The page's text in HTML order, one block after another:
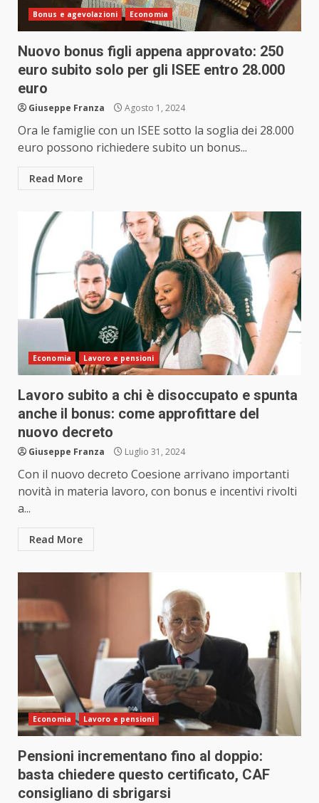
Bonus e agevolazioni Economia
Nuovo bonus figli appena approvato: 250
euro subito solo per gli ISEE entro 28.000
euro
Giuseppe Franza Agosto 1, 2024
Ora le famiglie con un ISEE sotto la soglia dei 28.000
euro possono richiedere subito un bonus...
Read More
Economia Lavoro e pensioni
Lavoro subito a chi è disoccupato e spunta
anche il bonus: come approfittare del
nuovo decreto
Giuseppe Franza Luglio 31, 2024
Con il nuovo decreto Coesione arrivano importanti
novità in materia lavoro, con bonus e incentivi rivolti
a...
Read More
Economia Lavoro e pensioni
Pensioni incrementano fino al doppio:
basta chiedere questo certificato, CAF
consigliano di sbrigarsi